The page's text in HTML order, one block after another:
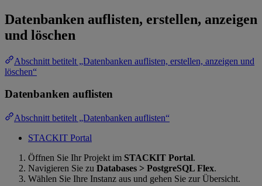
Datenbanken auflisten, erstellen, anzeigen
und löschen
Abschnitt betitelt „Datenbanken auflisten, erstellen, anzeigen und
löschen“
Datenbanken auflisten
Abschnitt betitelt „Datenbanken auflisten“
STACKIT Portal
Öffnen Sie Ihr Projekt im STACKIT Portal.
Navigieren Sie zu Databases > PostgreSQL Flex.
Wählen Sie Ihre Instanz aus und gehen Sie zur Übersicht.